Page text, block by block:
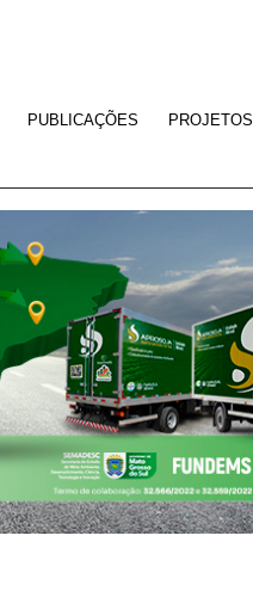
PUBLICAÇÕES PROJETOS